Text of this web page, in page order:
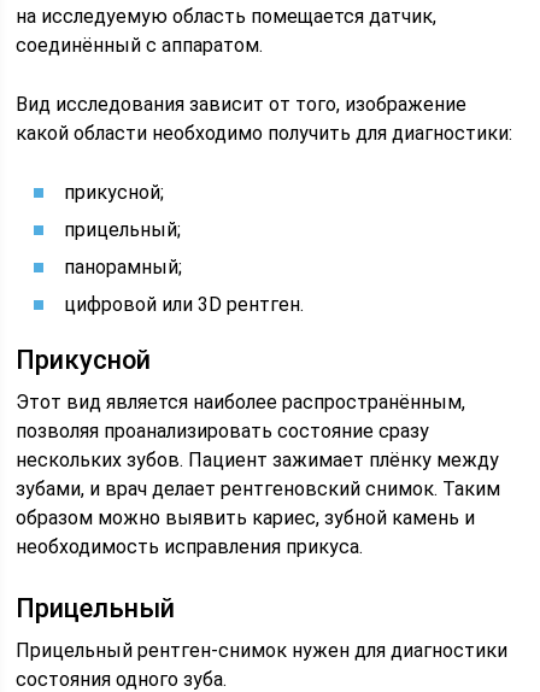
на исследуемую область помещается датчик,
соединённый с аппаратом.
Вид исследования зависит от того, изображение
какой области необходимо получить для диагностики:
прикусной;
прицельный;
панорамный;
цифровой или 3D рентген.
Прикусной
Этот вид является наиболее распространённым,
позволяя проанализировать состояние сразу
нескольких зубов. Пациент зажимает плёнку между
зубами, и врач делает рентгеновский снимок. Таким
образом можно выявить кариес, зубной камень и
необходимость исправления прикуса.
Прицельный
Прицельный рентген-снимок нужен для диагностики
состояния одного зуба.